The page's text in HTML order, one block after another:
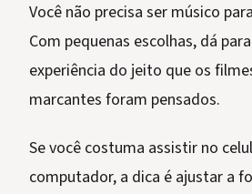
Você não precisa ser músico
Com pequenas escolhas, dá
experiência do jeito que os
marcantes foram pensados.
Se você costuma assistir no
computador, a dica é ajustar a